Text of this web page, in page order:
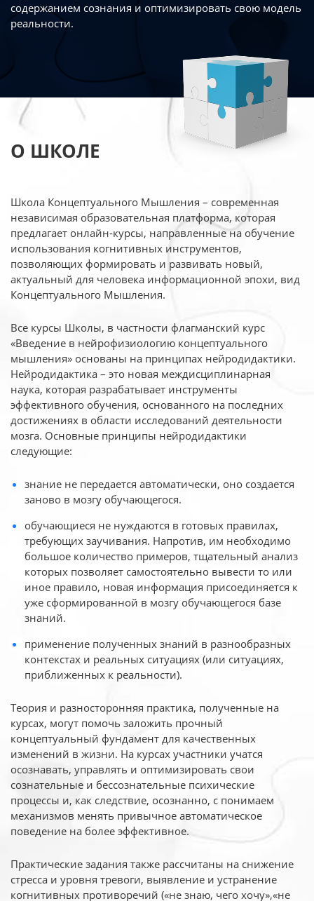
содержанием сознания и оптимизировать свою модель
реальности.
О ШКОЛЕ
Школа Концептуального Мышления – современная
независимая образовательная платформа, которая
предлагает онлайн-курсы, направленные на обучение
использования когнитивных инструментов,
позволяющих формировать и развивать новый,
актуальный для человека информационной эпохи, вид
Концептуального Мышления.
Все курсы Школы, в частности флагманский курс
«Введение в нейрофизиологию концептуального
мышления» основаны на принципах нейродидактики.
Нейродидактика – это новая междисциплинарная
наука, которая разрабатывает инструменты
эффективного обучения, основанного на последних
достижениях в области исследований деятельности
мозга. Основные принципы нейродидактики
следующие:
знание не передается автоматически, оно создается
заново в мозгу обучающегося.
обучающиеся не нуждаются в готовых правилах,
требующих заучивания. Напротив, им необходимо
большое количество примеров, тщательный анализ
которых позволяет самостоятельно вывести то или
иное правило, новая информация присоединяется к
уже сформированной в мозгу обучающегося базе
знаний.
применение полученных знаний в разнообразных
контекстах и реальных ситуациях (или ситуациях,
приближенных к реальности).
Теория и разносторонняя практика, полученные на
курсах, могут помочь заложить прочный
концептуальный фундамент для качественных
изменений в жизни. На курсах участники учатся
осознавать, управлять и оптимизировать свои
сознательные и бессознательные психические
процессы и, как следствие, осознанно, с понимаем
механизмов менять привычное автоматическое
поведение на более эффективное.
Практические задания также рассчитаны на снижение
стресса и уровня тревоги, выявление и устранение
когнитивных противоречий («не знаю, чего хочу»,«не